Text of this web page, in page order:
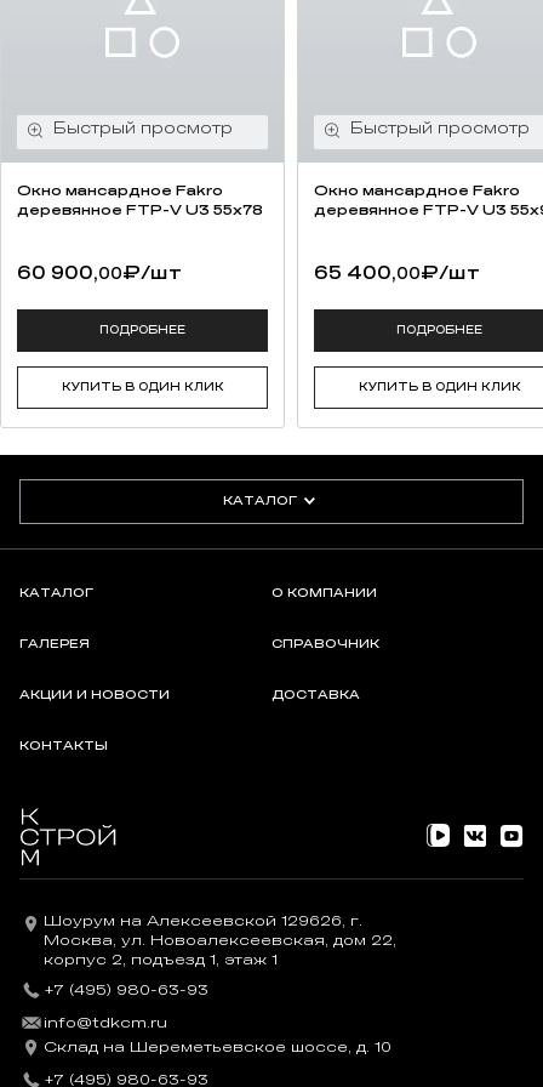
Окно мансардное Fakro
деревянное FTP-V U3 55х78
60 900,00₽/шт
ПОДРОБНЕЕ
КУПИТЬ В ОДИН КЛИК
Окно мансардное Fakro
деревянное FTP-V U3
65 400,00₽/шт
ПОДРОБНЕЕ
КУПИТЬ В ОДИН КЛИК
КАТАЛОГ
КАТАЛОГ О КОМПАНИИ
ГАЛЕРЕЯ СПРАВОЧНИК
АКЦИИ И НОВОСТИ ДОСТАВКА
КОНТАКТЫ
Шоурум на Алексеевской 129626, г.
Москва, ул. Новоалексеевская, дом 22,
корпус 2, подъезд 1, этаж 1
+7 (495) 980-63-93
info@tdkcm.ru
Склад на Шереметьевское шоссе, д. 10
+7 (495) 980-63-93